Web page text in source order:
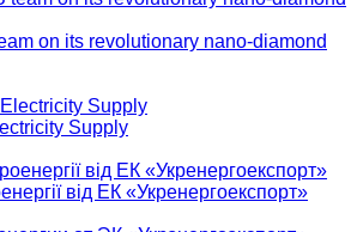
on its revolutionary nano-diamond
Supply
від ЕК «Укренергоекспорт»